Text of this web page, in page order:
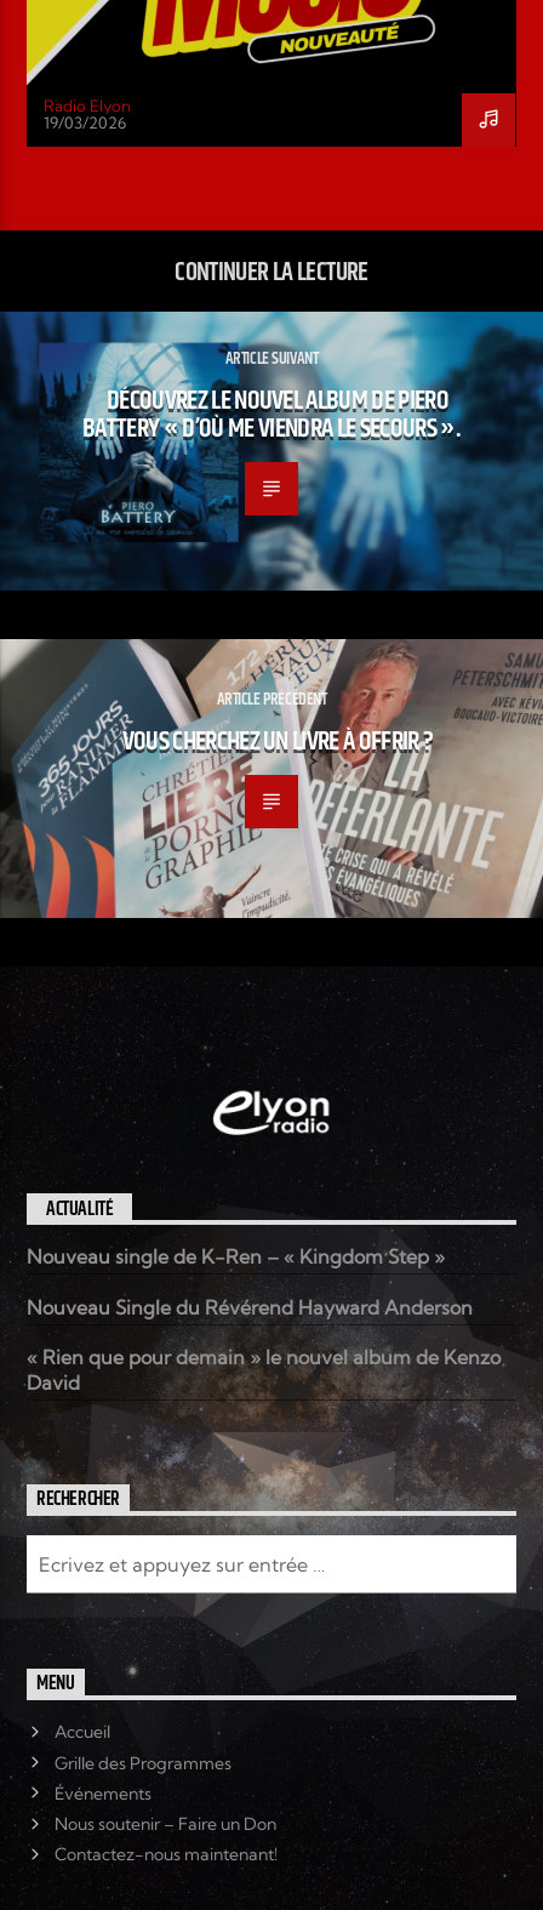
Radio Elyon
19/03/2026
CONTINUER LA LECTURE
ARTICLE SUIVANT
DÉCOUVREZ LE NOUVEL ALBUM DE PIERO
BATTERY « D’OÙ ME VIENDRA LE SECOURS ».
ARTICLE PRÉCÉDENT
VOUS CHERCHEZ UN LIVRE À OFFRIR ?
ACTUALITÉ
Nouveau single de K-Ren – « Kingdom Step »
Nouveau Single du Révérend Hayward Anderson
« Rien que pour demain » le nouvel album de Kenzo
David
RECHERCHER
MENU
Accueil
Grille des Programmes
Événements
Nous soutenir – Faire un Don
Contactez-nous maintenant!